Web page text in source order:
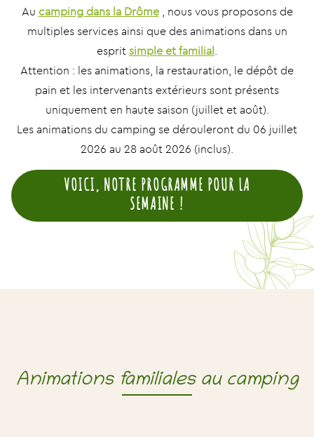
Au camping dans la Drôme, nous vous proposons de
multiples services ainsi que des animations dans un
esprit simple et familial.
Attention : les animations, la restauration, le dépôt de
pain et les intervenants extérieurs sont présents
uniquement en haute saison (juillet et août).
Les animations du camping se dérouleront du 06 juillet
2026 au 28 août 2026 (inclus).
VOICI, NOTRE PROGRAMME POUR LA
SEMAINE !
Animations familiales au camping